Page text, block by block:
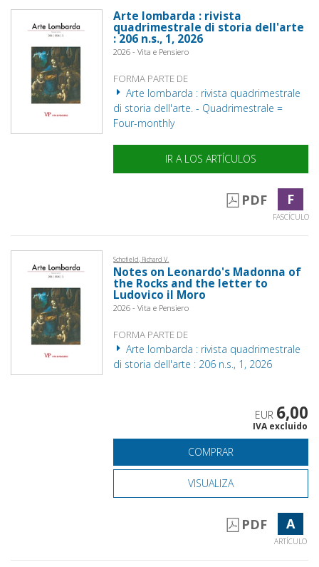
Arte lombarda : rivista
quadrimestrale di storia dell'arte
: 206 n.s., 1, 2026
2026 - Vita e Pensiero
FORMA PARTE DE
Arte lombarda : rivista quadrimestrale
di storia dell'arte. - Quadrimestrale =
Four-monthly
IR A LOS ARTÍCULOS
PDF F
FASCÍCULO
Schofield, Richard V.
Notes on Leonardo's Madonna of
the Rocks and the letter to
Ludovico il Moro
2026 - Vita e Pensiero
FORMA PARTE DE
Arte lombarda : rivista quadrimestrale
di storia dell'arte : 206 n.s., 1, 2026
EUR 6,00
IVA excluido
COMPRAR
VISUALIZA
PDF A
ARTÍCULO